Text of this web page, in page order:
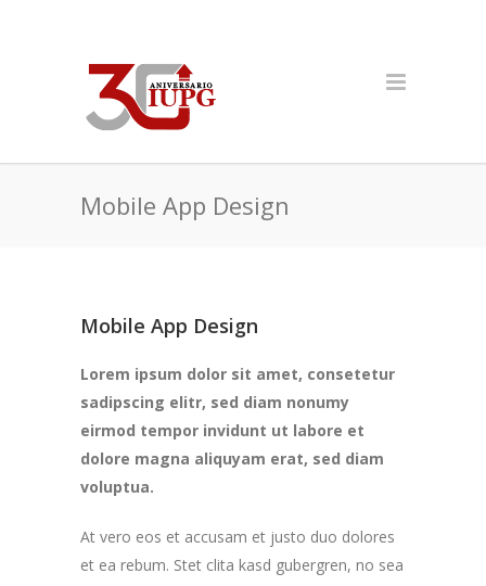
Mobile App Design
Mobile App Design
Lorem ipsum dolor sit amet, consetetur
sadipscing elitr, sed diam nonumy
eirmod tempor invidunt ut labore et
dolore magna aliquyam erat, sed diam
voluptua.
At vero eos et accusam et justo duo dolores
et ea rebum. Stet clita kasd gubergren, no sea